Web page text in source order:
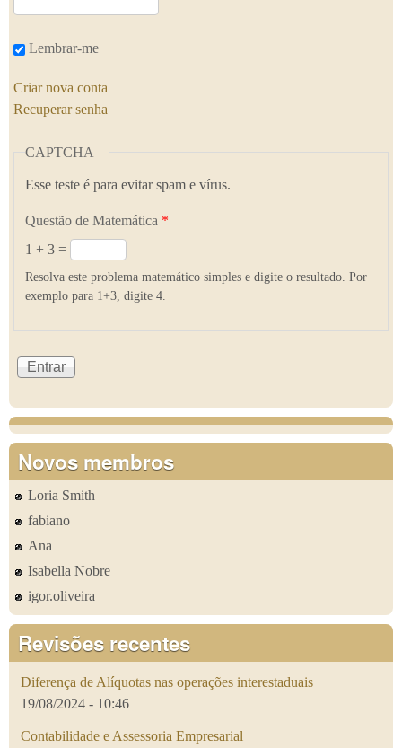
Lembrar-me
Criar nova conta
Recuperar senha
CAPTCHA
Esse teste é para evitar spam e vírus.
Questão de Matemática *
1 + 3 =
Resolva este problema matemático simples e digite o resultado. Por
exemplo para 1+3, digite 4.
Novos membros
Loria Smith
fabiano
Ana
Isabella Nobre
igor.oliveira
Revisões recentes
Diferença de Alíquotas nas operações interestaduais
19/08/2024 - 10:46
Contabilidade e Assessoria Empresarial